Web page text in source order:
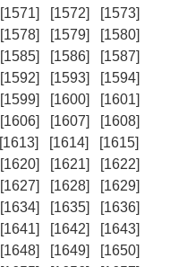
[1571] [1572]
[1573]
[1578] [1579]
[1580]
[1585] [1586]
[1587]
[1592] [1593]
[1594]
[1599] [1600]
[1601]
[1606] [1607]
[1608]
[1613] [1614]
[1615]
[1620] [1621]
[1622]
[1627] [1628]
[1629]
[1634] [1635]
[1636]
[1641] [1642]
[1643]
[1648] [1649]
[1650]